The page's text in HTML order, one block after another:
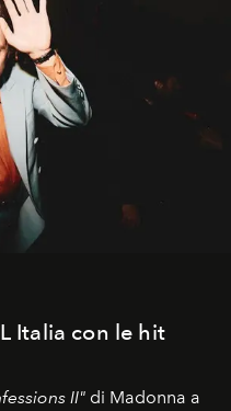
Italia con le hit
II" di Madonna a